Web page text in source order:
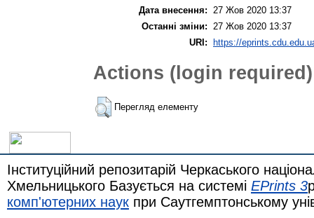
Дата внесення:
27 Жов 2020 13:37
Останні зміни:
27 Жов 2020 13:37
URI: https://
Actions (login required)
Перегляд елементу
Інституційний репозитарій Черкаського
Хмельницького Базується на системі EPrints 3
комп'ютерних наук при Саутгемптонському